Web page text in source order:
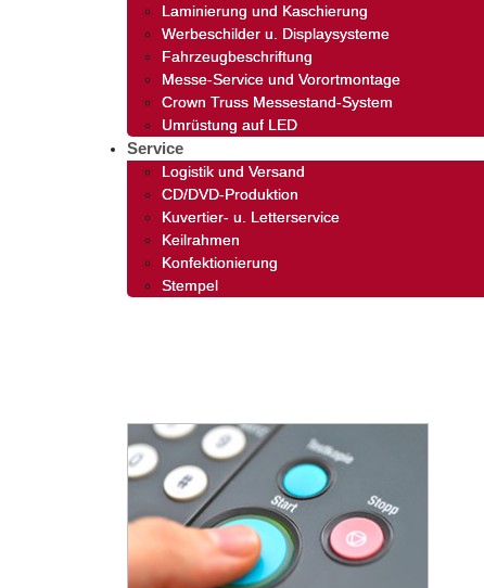
Laminierung und Kaschierung
Werbeschilder u. Displaysysteme
Fahrzeugbeschriftung
Messe-Service und Vorortmontage
Crown Truss Messestand-System
Umrüstung auf LED
Service
Logistik und Versand
CD/DVD-Produktion
Kuvertier- u. Letterservice
Keilrahmen
Konfektionierung
Stempel